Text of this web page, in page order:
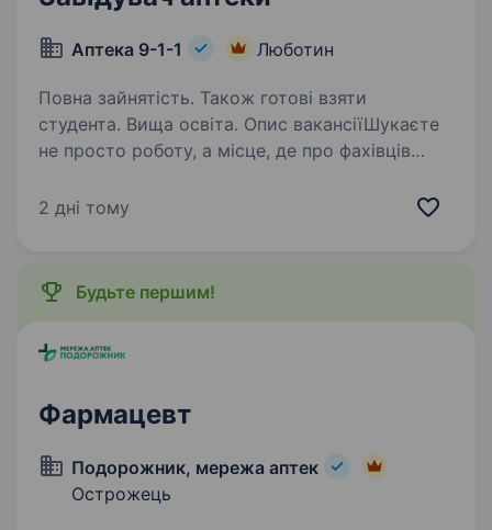
Аптека 9-1-1 Люботин
Повна зайнятість. Також готові взяти
студента. Вища освіта. Опис вакансіїШукаєте
не просто роботу, а місце, де про фахівців
дня? Тоді запрошуємо до команди аптечної
2 дні тому
Будьте першим!
Фармацевт
Подорожник, мережа аптек
Острожець